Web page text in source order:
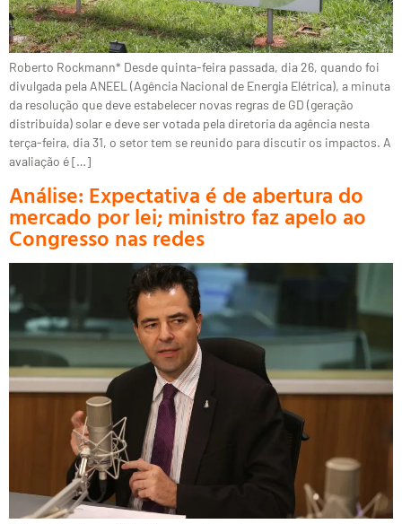
Roberto Rockmann* Desde quinta-feira passada, dia 26, quando foi
divulgada pela ANEEL (Agência Nacional de Energia Elétrica), a minuta
da resolução que deve estabelecer novas regras de GD (geração
distribuída) solar e deve ser votada pela diretoria da agência nesta
terça-feira, dia 31, o setor tem se reunido para discutir os impactos. A
avaliação é […]
Análise: Expectativa é de abertura do
mercado por lei; ministro faz apelo ao
Congresso nas redes